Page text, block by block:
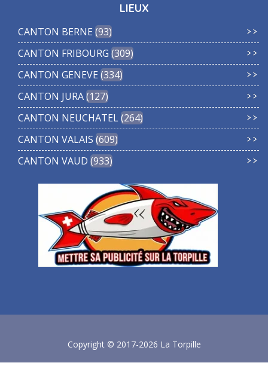
LIEUX
CANTON BERNE 93
CANTON FRIBOURG 309
CANTON GENEVE 334
CANTON JURA 127
CANTON NEUCHATEL 264
CANTON VALAIS 609
CANTON VAUD 933
Copyright © 2017-2026 La Torpille